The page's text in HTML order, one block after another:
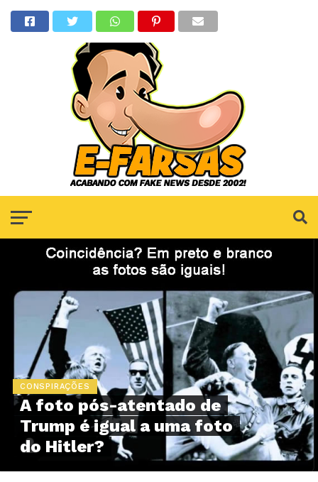
CONSPIRAÇÕES
A foto pós-atentado de
Trump é igual a uma foto
do Hitler?